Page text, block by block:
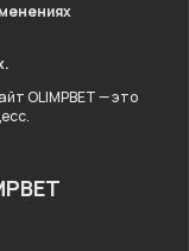
OLIMPBET — это